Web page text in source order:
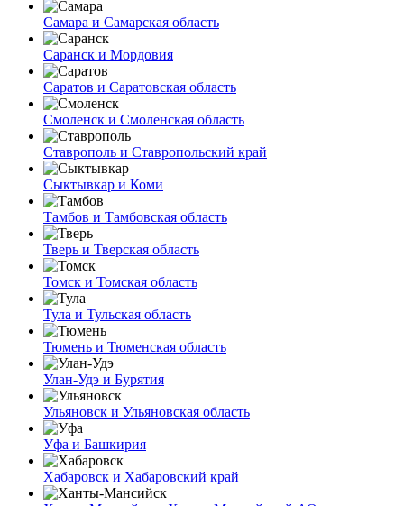
Самара и Самарская область
Саранск и Мордовия
Саратов и Саратовская область
Смоленск и Смоленская область
Ставрополь и Ставропольский край
Сыктывкар и Коми
Тамбов и Тамбовская область
Тверь и Тверская область
Томск и Томская область
Тула и Тульская область
Тюмень и Тюменская область
Улан-Удэ и Бурятия
Ульяновск и Ульяновская область
Уфа и Башкирия
Хабаровск и Хабаровский край